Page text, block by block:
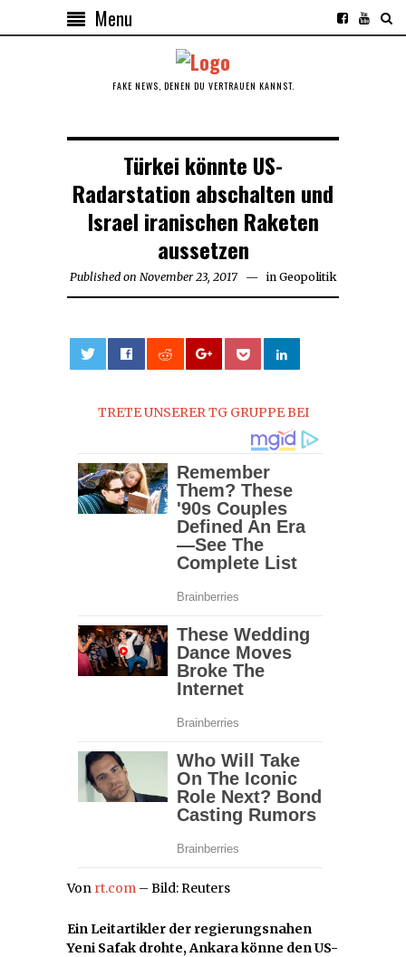
Menu
FAKE NEWS, DENEN DU VERTRAUEN KANNST.
Türkei könnte US-
Radarstation abschalten und
Israel iranischen Raketen
aussetzen
Published on November 23, 2017November
in Geopolitik
TRETE UNSERER TG GRUPPE BEI
Von rt.com – Bild: Reuters
Ein Leitartikler der regierungsnahen
Yeni Safak drohte, Ankara könne den US-